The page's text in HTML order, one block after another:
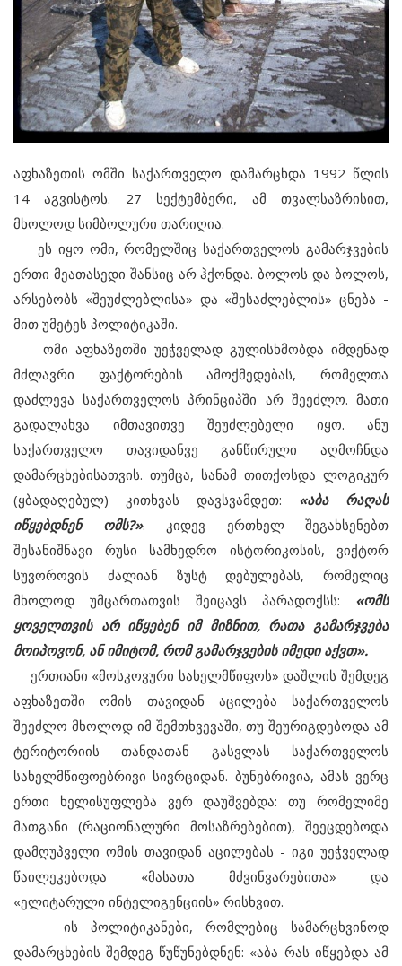
აფხაზეთის ომში საქართველო დამარცხდა 1992 წლის
14 აგვისტოს. 27 სექტემბერი, ამ თვალსაზრისით,
მხოლოდ სიმბოლური თარიღია.
ეს იყო ომი, რომელშიც საქართველოს გამარჯვების
ერთი მეათასედი შანსიც არ ჰქონდა. ბოლოს და ბოლოს,
არსებობს «შეუძლებლისა» და «შესაძლებლის» ცნება -
მით უმეტეს პოლიტიკაში.
ომი აფხაზეთში უეჭველად გულისხმობდა იმდენად
მძლავრი ფაქტორების ამოქმედებას, რომელთა
დაძლევა საქართველოს პრინციპში არ შეეძლო. მათი
გადალახვა იმთავითვე შეუძლებელი იყო. ანუ
საქართველო თავიდანვე განწირული აღმოჩნდა
დამარცხებისათვის. თუმცა, სანამ თითქოსდა ლოგიკურ
(ყბადაღებულ) კითხვას დავსვამდეთ: «აბა რაღას
იწყებდნენ ომს?». კიდევ ერთხელ შეგახსენებთ
შესანიშნავი რუსი სამხედრო ისტორიკოსის, ვიქტორ
სუვოროვის ძალიან ზუსტ დებულებას, რომელიც
მხოლოდ უმცართათვის შეიცავს პარადოქსს: «ომს
ყოველთვის არ იწყებენ იმ მიზნით, რათა გამარჯვება
მოიპოვონ, ან იმიტომ, რომ გამარჯვების იმედი აქვთ».
ერთიანი «მოსკოვური სახელმწიფოს» დაშლის შემდეგ
აფხაზეთში ომის თავიდან აცილება საქართველოს
შეეძლო მხოლოდ იმ შემთხვევაში, თუ შეურიგდებოდა ამ
ტერიტორიის თანდათან გასვლას საქართველოს
სახელმწიფოებრივი სივრციდან. ბუნებრივია, ამას ვერც
ერთი ხელისუფლება ვერ დაუშვებდა: თუ რომელიმე
მათგანი (რაციონალური მოსაზრებებით), შეეცდებოდა
დამღუპველი ომის თავიდან აცილებას - იგი უეჭველად
წაილეკებოდა «მასათა მძვინვარებითა» და
«ელიტარული ინტელიგენციის» რისხვით.
ის პოლიტიკანები, რომლებიც სამარცხვინოდ
დამარცხების შემდეგ წუწუნებდნენ: «აბა რას იწყებდა ამ